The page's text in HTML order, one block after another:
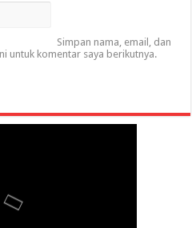
Simpan nama, email, dan
untuk komentar saya berikutnya.